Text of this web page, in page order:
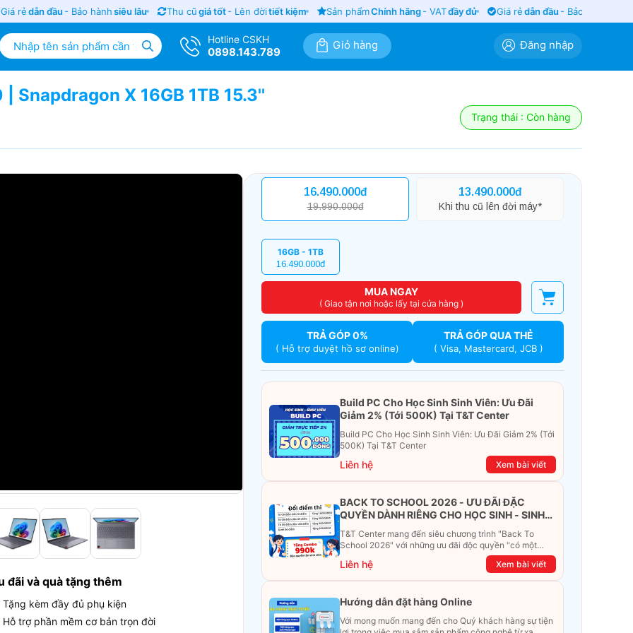
rẻ dẫn đầu- Bảo hànhsiêu lâu Thu cũ giá tốt- Lên đờitiết kiệm Sản phẩmChính hãng- VATđầy đủ Giá rẻ dẫn đầu- Bảo hành
Hotline CSKH
0898.143.789
Giỏ hàng Đăng nhập
Snapdragon X 16GB 1TB 15.3''
Trạng thái : Còn hàng
đãi và quà tặng thêm
Tặng kèm đầy đủ phụ kiện
Hỗ trợ phần mềm cơ bản trọn đời
16.490.000đ
19.990.000đ
13.490.000đ
Khi thu cũ lên đời máy*
16GB - 1TB
16.490.000đ
MUA NGAY
( Giao tận nơi hoặc lấy tại cửa hàng )
TRẢ GÓP 0%
( Hỗ trợ duyệt hồ sơ online)
TRẢ GÓP QUA THẺ
( Visa, Mastercard, JCB )
Build PC Cho Học Sinh Sinh Viên: Ưu Đãi
Giảm 2% (Tới 500K) Tại T&T Center
Build PC Cho Học Sinh Sinh Viên: Ưu Đãi Giảm 2% (Tới
500K) Tại T&T Center
Liên hệ Xem bài viết
BACK TO SCHOOL 2026 - ƯU ĐÃI ĐẶC
QUYỀN DÀNH RIÊNG CHO HỌC SINH - SINH
T&T Center mang đến siêu chương trình "Back To
School 2026" với những ưu đãi độc quyền "có một
không hai". Đừng để chiếc ví phải "ét-ô-ét", cùng
khám phá ngay ưu đãi siêu khủng dưới đây nhé!
Liên hệ Xem bài viết
Hướng dẫn đặt hàng Online
Với mong muốn mang đến cho Quý khách hàng sự tiện